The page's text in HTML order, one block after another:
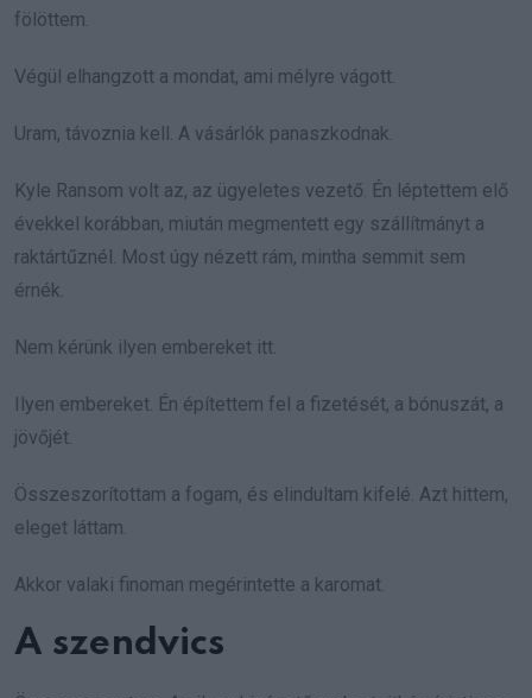
fölöttem.
Végül elhangzott a mondat, ami mélyre vágott.
Uram, távoznia kell. A vásárlók panaszkodnak.
Kyle Ransom volt az, az ügyeletes vezető. Én léptettem elő
évekkel korábban, miután megmentett egy szállítmányt a
raktártűznél. Most úgy nézett rám, mintha semmit sem
érnék.
Nem kérünk ilyen embereket itt.
Ilyen embereket. Én építettem fel a fizetését, a bónuszát, a
jövőjét.
Összeszorítottam a fogam, és elindultam kifelé. Azt hittem,
eleget láttam.
Akkor valaki finoman megérintette a karomat.
A szendvics